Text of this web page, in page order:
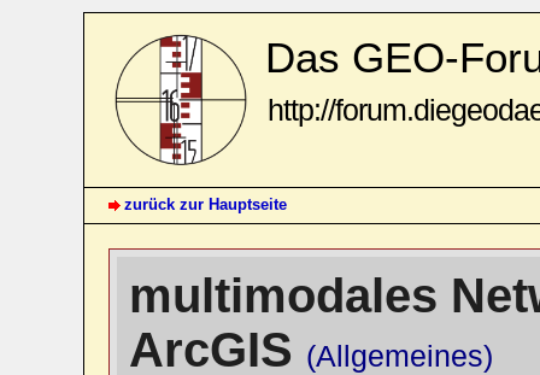
Das GEO-
http://
zurück zur Hauptseite
multimodales
ArcGIS (Allgemeines)